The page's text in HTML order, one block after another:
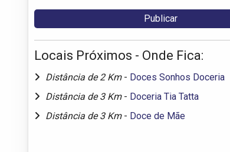
Locais Próximos - Onde Fica:
Distância de 2 Km - Doces Sonhos Doceria
Distância de 3 Km - Doceria Tia Tatta
Distância de 3 Km - Doce de Mãe